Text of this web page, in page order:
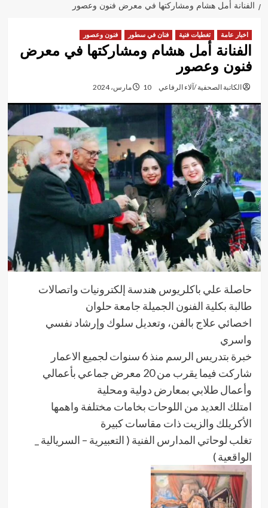
الفنانة أمل هشام ومشاركتها في معرض فنون وعصور
اخبار عامة تغطيات فنية فنان في سطور فنون وعصور
الفنانة أمل هشام ومشاركتها في معرض
فنون وعصور
الكاتبة الصحفية /آلاء الرفاعي 10 مارس، 2024
حاصلة علي باكلريوس هندسة إلكترونيات واتصالات
طالبة بكلية الفنون الجميلة جامعة حلوان
اخصائي علاج بالفن، وتعديل سلوك وإرشاد نفسي
واسري
خبرة بتدريس الرسم منذ 6 سنوات لجميع الاعمار
شاركت فيما يقرب من 20 معرض جماعي بأعمالي
وأعمال طلابي بمعارض دولية ومحلية
امتلك العديد من اللوحات بخامات مختلفة واهمها
الأكريلك والزيت ذات مقاسات كبيرة
تغلب لوحاتي المدارس الفنية ( التعبيرية – السريالية _
الواقعية )